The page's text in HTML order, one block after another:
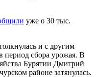
уже о 30 тыс.
и с другим
сбора урожая. В
Бурятии Дмитрий
районе затянулась.